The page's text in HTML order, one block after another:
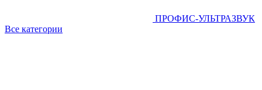
ПРОФИС-УЛЬТРАЗВУК
Все категории